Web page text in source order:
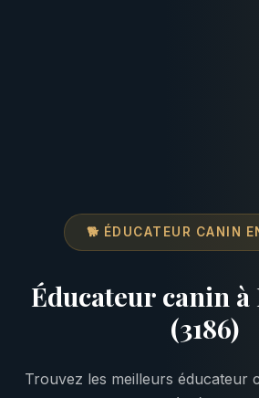
🐕 ÉDUCATEUR CANIN
Éducateur canin
(3186)
Trouvez les meilleurs éducateur